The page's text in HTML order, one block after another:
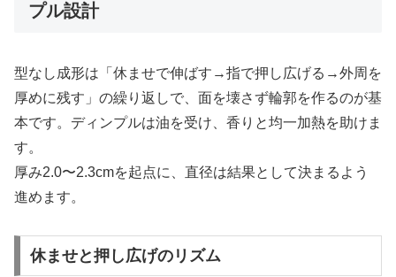
プル設計
型なし成形は「休ませで伸ばす→指で押し広げる→外周を
厚めに残す」の繰り返しで、面を壊さず輪郭を作るのが基
本です。ディンプルは油を受け、香りと均一加熱を助けま
す。
厚み2.0〜2.3cmを起点に、直径は結果として決まるよう
進めます。
休ませと押し広げのリズム